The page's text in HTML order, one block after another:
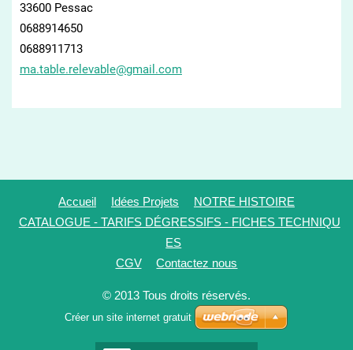
33600 Pessac
0688914650
0688911713
ma.table.relevable@gmail .com
Accueil Idées Projets
NOTRE HISTOIRE
CATALOGUE - TARIFS DÉGRESSIFS - FICHES TECHNIQU
ES
CGV
Contactez nous
© 2013 Tous droits réservés.
Créer un site internet gratuit